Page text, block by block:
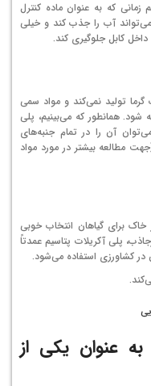
که به عنوان ماده کنترل
آب را جذب کند و خیلی
کابل جلوگیری کند.
تولید نمی‌کند و مواد سمی
همانطور که می‌بینیم، پلی
آن را در تمام جنبه‌های
مطالعه بیشتر در مورد مواد
برای گیاهان انتخاب خوبی
پلی آکریلات پتاسیم عمدتاً
در کشاورزی استفاده می‌شود.
به عنوان یکی از